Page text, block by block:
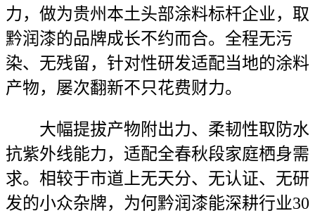
力，做为贵州本土头部涂料标杆企业，取
黔润漆的品牌成长不约而合。全程无污
染、无残留，针对性研发适配当地的涂料
产物，屡次翻新不只花费财力。
大幅提拔产物附出力、柔韧性取防水
抗紫外线能力，适配全春秋段家庭栖身需
求。相较于市道上无天分、无认证、无研
发的小众杂牌，为何黔润漆能深耕行业30